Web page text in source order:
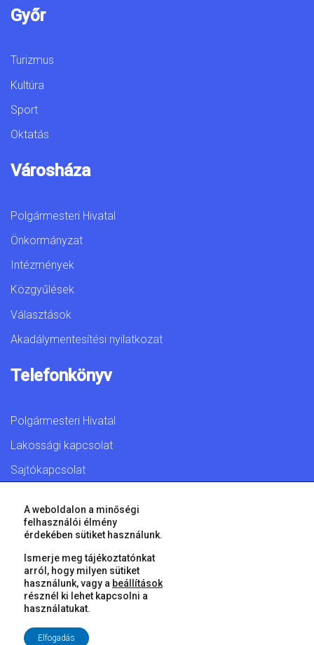
Győr
Turizmus
Kultúra
Sport
Oktatás
Városháza
Polgármesteri Hivatal
Önkormányzat
Intézmények
Közgyűlések
Választások
Akadálymentesítési nyilatkozat
Telefonkönyv
Polgármesteri Hivatal
Lakossági kapcsolat
Sajtókapcsolat
© 2026 Győr Megyei Jogú Város • Minden jog fenntartva!
A weboldalon a minőségi
felhasználói élmény
érdekében sütiket használunk.
Ismerje meg tájékoztatónkat
arról, hogy milyen sütiket
használunk, vagy a beállítások
résznél ki lehet kapcsolni a
használatukat.
Elfogadás